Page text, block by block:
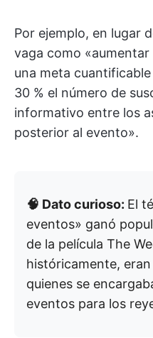
Por ejemplo, en lugar
vaga como
una meta
30 % el número de
informativo entre los
posterior al evento».
🧠 Dato curioso: El
eventos» ganó
de la película The
históricamente,
quienes se
eventos para los